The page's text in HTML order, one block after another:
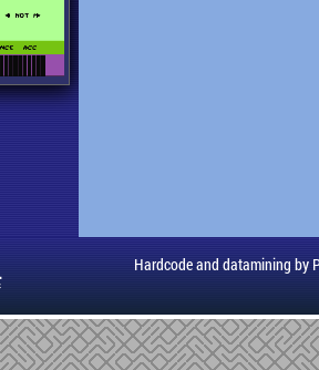
Hardcode and datamining by